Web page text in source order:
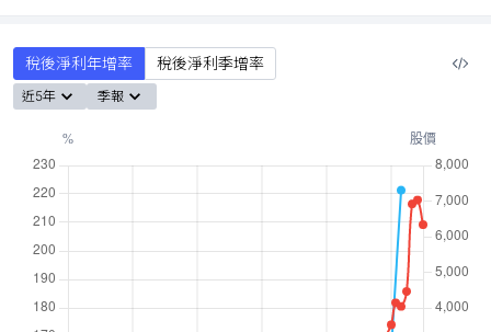
稅後淨利年增率 稅後淨利季增率
近5年 季報